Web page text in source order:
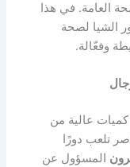
العامة. في هذا
الشيا لصحة
وفعّالة.
كميات عالية من
تلعب دورًا
المسؤول عن